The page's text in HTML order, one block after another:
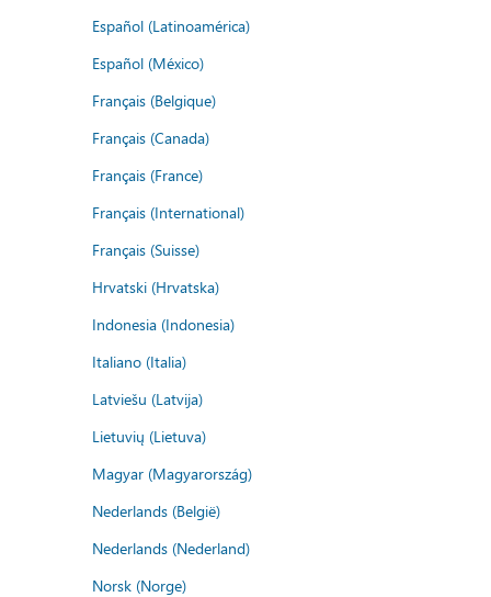
Español (Latinoamérica)
Español (México)
Français (Belgique)
Français (Canada)
Français (France)
Français (International)
Français (Suisse)
Hrvatski (Hrvatska)
Indonesia (Indonesia)
Italiano (Italia)
Latviešu (Latvija)
Lietuvių (Lietuva)
Magyar (Magyarország)
Nederlands (België)
Nederlands (Nederland)
Norsk (Norge)